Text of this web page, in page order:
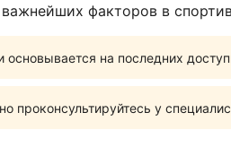
факторов в
на последних
проконсультируйтесь у